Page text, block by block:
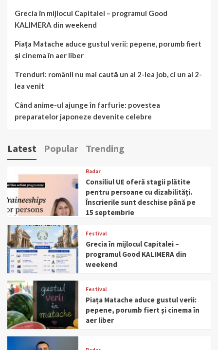
Grecia în mijlocul Capitalei – programul Good
KALIMERA din weekend
Piața Matache aduce gustul verii: pepene, porumb fiert
și cinema în aer liber
Trenduri: românii nu mai caută un al 2-lea job, ci un al 2-
lea venit
Când anime-ul ajunge în farfurie: povestea
preparatelor japoneze devenite celebre
Latest Popular Trending
Radar
Consiliul UE oferă stagii plătite
pentru persoane cu dizabilități.
Înscrierile sunt deschise până pe
15 septembrie
Festival
Grecia în mijlocul Capitalei –
programul Good KALIMERA din
weekend
Festival
Piața Matache aduce gustul verii:
pepene, porumb fiert și cinema în
aer liber